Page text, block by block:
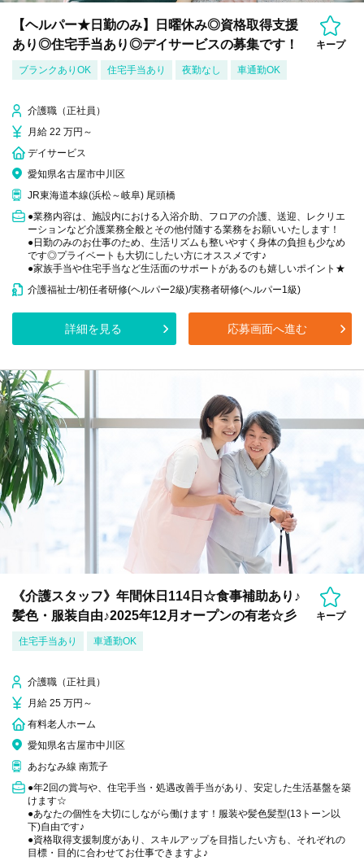
【ヘルパー★日勤のみ】日曜休み◎資格取得支援
あり◎住宅手当あり◎デイサービスの募集です！
キープ
ブランクありOK 住宅手当あり 夜勤なし 車通勤OK
介護職（正社員）
月給 22 万円～
デイサービス
愛知県名古屋市中川区
JR東海道本線(浜松～岐阜) 尾頭橋
●業務内容は、施設内における入浴介助、フロアの介護、送迎、レクリエ
ーションなど介護業務全般とその他付随する業務をお願いいたします！
●日勤のみのお仕事のため、生活リズムも整いやすく身体の負担も少なめ
です◎プライベートも大切にしたい方にオススメです♪
●家族手当や住宅手当など生活面のサポートがあるのも嬉しいポイント★
介護福祉士/初任者研修(ヘルパー2級)/実務者研修(ヘルパー1級)
詳細を見る 応募画面へ進む
《介護スタッフ》年間休日114日☆食事補助あり♪
髪色・服装自由♪2025年12月オープンの有老☆彡
キープ
住宅手当あり 車通勤OK
介護職（正社員）
月給 25 万円～
有料老人ホーム
愛知県名古屋市中川区
あおなみ線 南荒子
●年2回の賞与や、住宅手当・処遇改善手当があり、安定した生活基盤を築
けます☆
●あなたの個性を大切にしながら働けます！服装や髪色髪型(13トーン以
下)自由です♪
●資格取得支援制度があり、スキルアップを目指したい方も、それぞれの
目標・目的に合わせてお仕事できますよ♪